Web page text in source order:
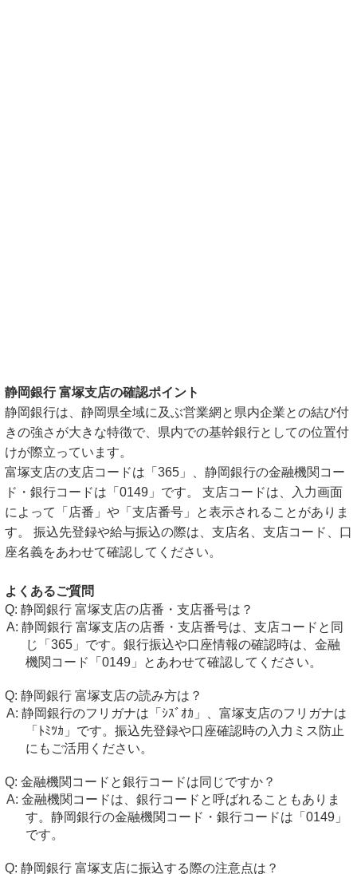
静岡銀行 富塚支店の確認ポイント
静岡銀行は、静岡県全域に及ぶ営業網と県内企業との結び付
きの強さが大きな特徴で、県内での基幹銀行としての位置付
けが際立っています。
富塚支店の支店コードは「365」、静岡銀行の金融機関コー
ド・銀行コードは「0149」です。 支店コードは、入力画面
によって「店番」や「支店番号」と表示されることがありま
す。 振込先登録や給与振込の際は、支店名、支店コード、口
座名義をあわせて確認してください。
よくあるご質問
静岡銀行 富塚支店の店番・支店番号は？
静岡銀行 富塚支店の店番・支店番号は、支店コードと同
じ「365」です。銀行振込や口座情報の確認時は、金融
機関コード「0149」とあわせて確認してください。
静岡銀行 富塚支店の読み方は？
静岡銀行のフリガナは「ｼｽﾞｵｶ」、富塚支店のフリガナは
「ﾄﾐﾂｶ」です。振込先登録や口座確認時の入力ミス防止
にもご活用ください。
金融機関コードと銀行コードは同じですか？
金融機関コードは、銀行コードと呼ばれることもありま
す。静岡銀行の金融機関コード・銀行コードは「0149」
です。
静岡銀行 富塚支店に振込する際の注意点は？